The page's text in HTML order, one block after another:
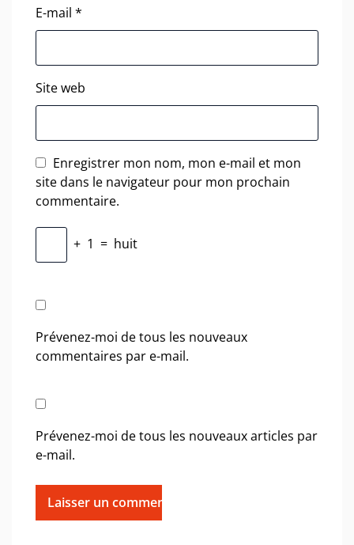
E-mail *
Site web
Enregistrer mon nom, mon e-mail et mon
site dans le navigateur pour mon prochain
commentaire.
+ 1 = huit
Prévenez-moi de tous les nouveaux
commentaires par e-mail.
Prévenez-moi de tous les nouveaux articles par
e-mail.